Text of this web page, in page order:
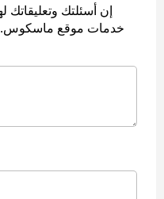
إن أسئلتك وتعليقاتك
خدمات موقع ماسكوس.